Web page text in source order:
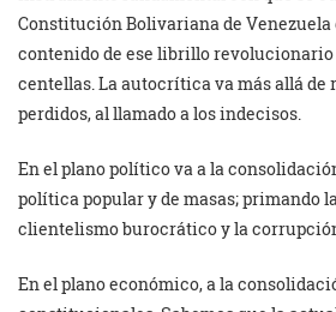
Constitución Bolivariana de Venezuela
contenido de ese librillo revolucionario
centellas. La autocrítica va más allá de
perdidos, al llamado a los indecisos.
En el plano político va a la
política popular y de masas; primando
clientelismo burocrático y la
En el plano económico, a la